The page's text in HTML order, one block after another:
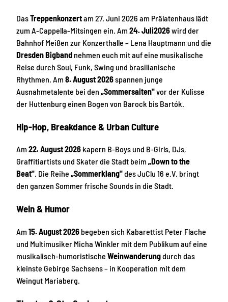
DasTreppenkonzertam 27. Juni 2026 am Prälatenhaus lädt
zum A-Cappella-Mitsingen ein. Am 24. Juli2026wird der
Bahnhof Meißen zur Konzerthalle – Lena Hauptmann und die
Dresden Bigband nehmen euch mit auf eine musikalische
Reise durch Soul, Funk, Swing und brasilianische
Rhythmen. Am 8. August 2026spannen junge
Ausnahmetalente bei den „Sommersaiten"vor der Kulisse
der Huttenburg einen Bogen von Barock bis Bartók.
Hip-Hop, Breakdance & Urban Culture
Am 22. August 2026 kapern B-Boys und B-Girls, DJs,
Graffitiartists und Skater die Stadt beim „Down to the
Beat". Die Reihe „Sommerklang"des JuClu 16 e.V. bringt
den ganzen Sommer frische Sounds in die Stadt.
Wein & Humor
Am 15. August 2026 begeben sich Kabarettist Peter Flache
und Multimusiker Micha Winkler mit dem Publikum auf eine
musikalisch-humoristische Weinwanderungdurch das
kleinste Gebirge Sachsens – in Kooperation mit dem
Weingut Mariaberg.